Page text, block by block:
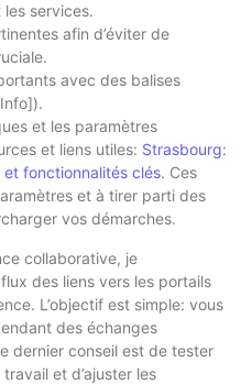
services.
afin d’éviter de
avec des balises
et les paramètres
et liens utiles: Strasbourg:
et fonctionnalités clés. Ces
et à tirer parti des
vos démarches.
collaborative, je
des liens vers les portails
L’objectif est simple: vous
des échanges
dernier conseil est de tester
et d’ajuster les